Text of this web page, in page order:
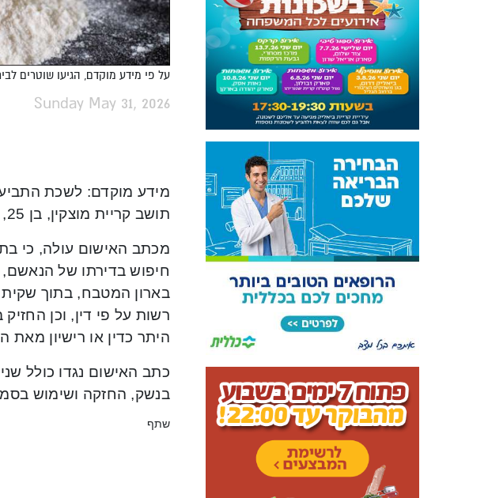
על פי מידע מוקדם, הגיעו שוטרים
Sunday May 31, 2026
מידע מוקדם: לשכת
תושב קריית מוצקין, בן 25, בגין החזקת תחמושת וסמים בדירתו.
חיפוש בדירתו של הנאשם,
רשות על פי דין, וכן
היתר כדין או רישיון
כתב האישום נגדו כולל
בנשק, החזקה ושימוש
שתף